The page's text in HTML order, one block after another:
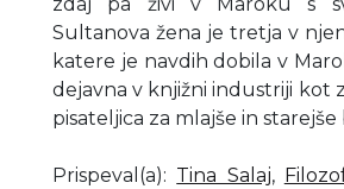
zdaj pa živi v Maroku s
Sultanova žena je tretja v
katere je navdih dobila v
dejavna v knjižni industriji kot
pisateljica za mlajše in starejše
Prispeval(a): Tina Salaj,